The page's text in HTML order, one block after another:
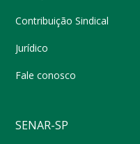
Contribuição Sindical
Jurídico
Fale conosco
SENAR-SP